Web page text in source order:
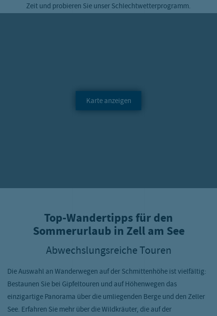
Zeit und probieren Sie unser Schlechtwetterprogramm.
Karte anzeigen
Top-Wandertipps für den
Sommerurlaub in Zell am See
Abwechslungsreiche Touren
Die Auswahl an Wanderwegen auf der Schmittenhöhe ist vielfältig:
Bestaunen Sie bei Gipfeltouren und auf Höhenwegen das
einzigartige Panorama über die umliegenden Berge und den Zeller
See. Erfahren Sie mehr über die Wildkräuter, die auf der